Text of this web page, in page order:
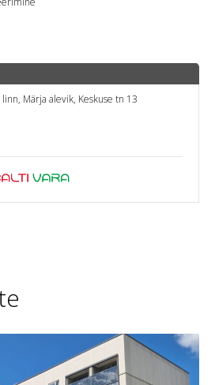
Märja alevik, Keskuse tn 13